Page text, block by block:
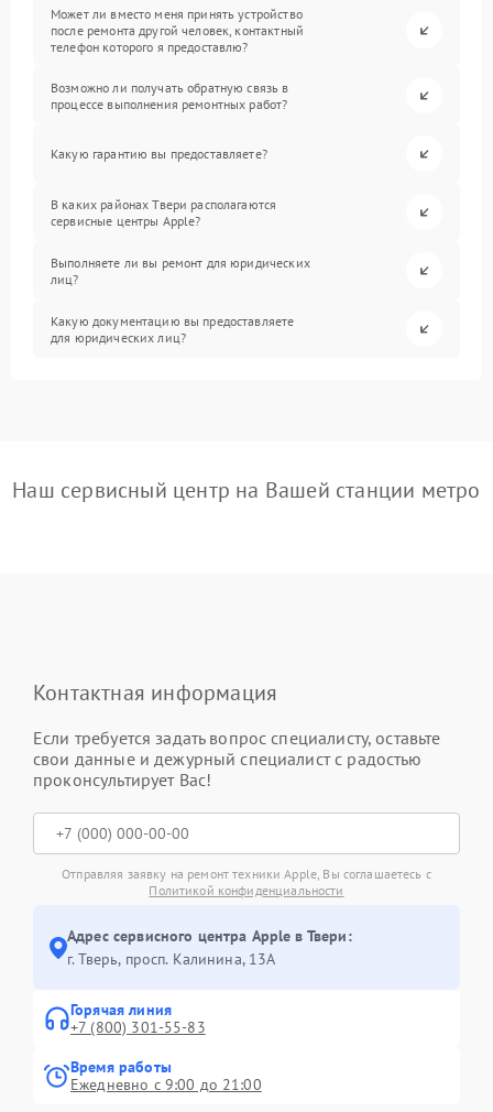
Может ли вместо меня принять устройство
после ремонта другой человек, контактный
телефон которого я предоставлю?
Возможно ли получать обратную связь в
процессе выполнения ремонтных работ?
Какую гарантию вы предоставляете?
В каких районах Твери располагаются
сервисные центры Apple?
Выполняете ли вы ремонт для юридических
лиц?
Какую документацию вы предоставляете
для юридических лиц?
Наш сервисный центр на Вашей станции метро
Контактная информация
Если требуется задать вопрос специалисту, оставьте
свои данные и дежурный специалист с радостью
проконсультирует Вас!
Отправляя заявку на ремонт техники Apple, Вы соглашаетесь с
Политикой конфиденциальности
Адрес сервисного центра Apple в Твери:
г. Тверь, просп. Калинина, 13А
Горячая линия
+7 (800) 301-55-83
Время работы
Ежедневно с 9:00 до 21:00